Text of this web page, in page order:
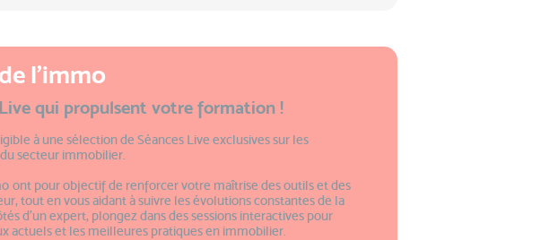
l’immo
Live qui propulsent votre formation !
à une sélection de Séances Live exclusives sur les
secteur immobilier.
ont pour objectif de renforcer votre maîtrise des outils et des
tout en vous aidant à suivre les évolutions constantes de la
d’un expert, plongez dans des sessions interactives pour
actuels et les meilleures pratiques en immobilier.